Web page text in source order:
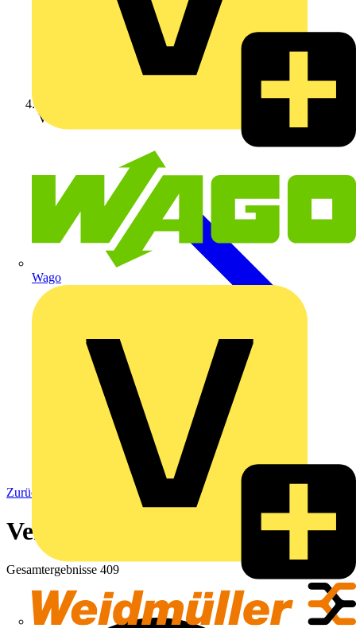
Wago
Verbindungsdosen
Zurück zu Installationsmaterial & Zubehör
Verbindungsdosen
Gesamtergebnisse 409